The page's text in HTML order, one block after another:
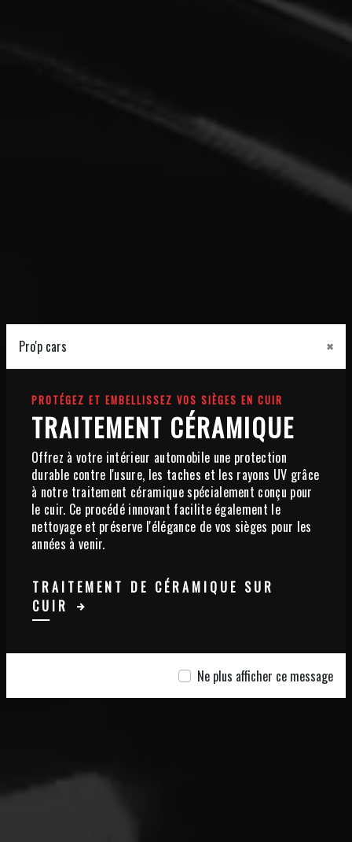
Pro'p cars ×
PROTÉGEZ ET EMBELLISSEZ VOS SIÈGES EN CUIR
TRAITEMENT CÉRAMIQUE
Offrez à votre intérieur automobile une protection
durable contre l'usure, les taches et les rayons UV grâce
à notre traitement céramique spécialement conçu pour
le cuir. Ce procédé innovant facilite également le
nettoyage et préserve l'élégance de vos sièges pour les
années à venir.
TRAITEMENT DE CÉRAMIQUE SUR
CUIR
Ne plus afficher ce message
CENTRE ESTHÉTIQUE
AUTOMOBILE
06 10 49 75 62